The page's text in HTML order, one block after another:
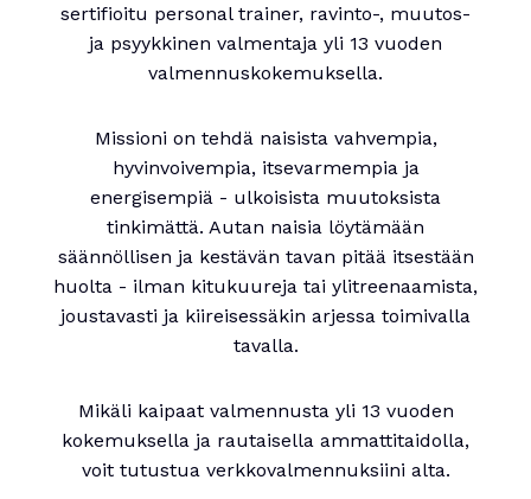
sertifioitu personal trainer, ravinto-, muutos-
ja psyykkinen valmentaja yli 13 vuoden
valmennuskokemuksella.
Missioni on tehdä naisista vahvempia,
hyvinvoivempia, itsevarmempia ja
energisempiä - ulkoisista muutoksista
tinkimättä. Autan naisia löytämään
säännöllisen ja kestävän tavan pitää itsestään
huolta - ilman kitukuureja tai ylitreenaamista,
joustavasti ja kiireisessäkin arjessa toimivalla
tavalla.
Mikäli kaipaat valmennusta yli 13 vuoden
kokemuksella ja rautaisella ammattitaidolla,
voit tutustua verkkovalmennuksiini alta.